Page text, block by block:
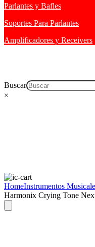
Parlantes y Bafles
Soportes Para Parlantes
Amplificadores y Receivers
Buscar
×
HomeInstrumentos
Harmonix Crying Tone